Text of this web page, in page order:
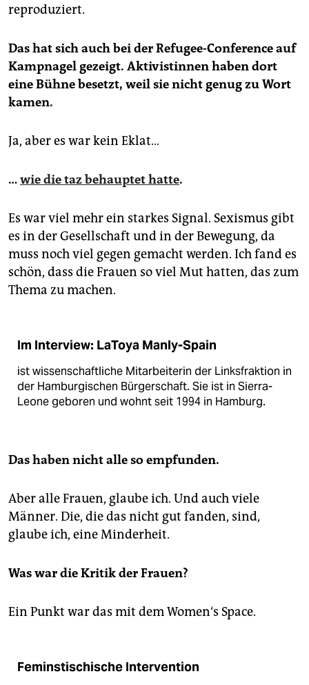
reproduziert.
Das hat sich auch bei der Refugee-Conference auf
Kampnagel gezeigt. Aktivistinnen haben dort
eine Bühne besetzt, weil sie nicht genug zu Wort
kamen.
Ja, aber es war kein Eklat…
…wie die taz behauptet hatte.
Es war viel mehr ein starkes Signal. Sexismus gibt
es in der Gesellschaft und in der Bewegung, da
muss noch viel gegen gemacht werden. Ich fand es
schön, dass die Frauen so viel Mut hatten, das zum
Thema zu machen.
Im Interview: LaToya Manly-Spain
ist wissenschaftliche Mitarbeiterin der Linksfraktion in
der Hamburgischen Bürgerschaft. Sie ist in Sierra-
Leone geboren und wohnt seit 1994 in Hamburg.
Das haben nicht alle so empfunden.
Aber alle Frauen, glaube ich. Und auch viele
Männer. Die, die das nicht gut fanden, sind,
glaube ich, eine Minderheit.
Was war die Kritik der Frauen?
Ein Punkt war das mit dem Women‘s Space.
Feminstischische Intervention